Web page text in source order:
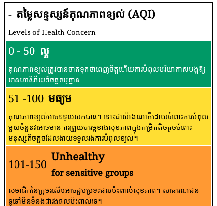
- តម្លៃសន្ទស្សន៍គុណភាពខ្យល់ (AQI)
Levels of Health Concern
0 - 50 ល្អ
គុណភាពខ្យល់ត្រូវបានចាត់ទុកថាពេញចិត្តហើយការបំពុលបរិយាកាសបង្កឱ្យ
មានហានិភ័យតិចតួចឬគ្មាន
51 -100 មធ្យម
គុណភាពខ្យល់អាចទទួលយកបាន។ ទោះជាយ៉ាងណាក៏ដោយចំពោះការបំពុល
មួយចំនួនវាអាចមានការព្រួយបារម្ភខាងសុខភាពក្នុងកម្រិតតិចតួចចំពោះ
មនុស្សតិចតួចដែលងាយទទួលរងការបំពុលខ្យល់។
101-150
Unhealthy
for sensitive groups
សមាជិកនៃក្រុមរសើបអាចជួបប្រទះផលប៉ះពាល់សុខភាព។ សាធារណជន​
ទូទៅ​មិន​ទំនង​ជា​រង​ផល​ប៉ះពាល់​ទេ។